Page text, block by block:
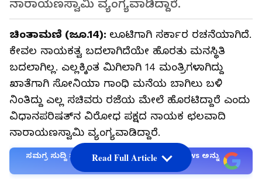
ನಾರಾಯಣಸ್ವಾಮಿ ವ್ಯಂಗ್ಯವಾಡಿದ್ದಾರೆ.
ಚಿಂತಾಮಣಿ (ಜೂ.14): ಲೂಟಿಗಾಗಿ ಸರ್ಕಾರ ರಚನೆಯಾಗಿದೆ.
ಕೇವಲ ನಾಯಕತ್ವ ಬದಲಾಗಿದೆಯೇ ಹೊರತು ಮನಸ್ಥಿತಿ
ಬದಲಾಗಿಲ್ಲ. ಎಲ್ಲಕ್ಕಿಂತ ಮಿಗಿಲಾಗಿ 14 ಮಂತ್ರಿಗಳಾಗಿದ್ದು
ಖಾತೆಗಾಗಿ ಸೋನಿಯಾ ಗಾಂಧಿ ಮನೆಯ ಬಾಗಿಲು ಬಳಿ
ನಿಂತಿದ್ದು ಎಲ್ಲ ಸಚಿವರು ರಜೆಯ ಮೇಲೆ ಹೊರಟಿದ್ದಾರೆ ಎಂದು
ವಿಧಾನಪರಿಷತ್‌ನ ವಿರೋಧ ಪಕ್ಷದ ನಾಯಕ ಛಲವಾದಿ
ನಾರಾಯಣಸ್ವಾಮಿ ವ್ಯಂಗ್ಯವಾಡಿದ್ದಾರೆ.
ಸಮಗ್ರ ಸುದ್ದಿ ಮೂಲವನ್ನಾಗಿ asianet suvarna news ಅನ್ನು
Read Full Article